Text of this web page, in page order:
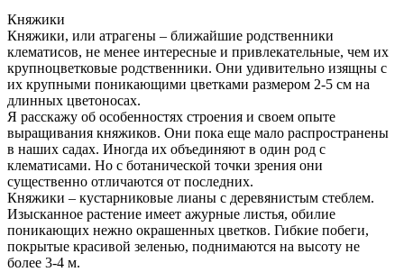
Княжики
Княжики, или атрагены – ближайшие родственники
клематисов, не менее интересные и привлекательные, чем их
крупноцветковые родственники. Они удивительно изящны с
их крупными поникающими цветками размером 2-5 см на
длинных цветоносах.
Я расскажу об особенностях строения и своем опыте
выращивания княжиков. Они пока еще мало распространены
в наших садах. Иногда их объединяют в один род с
клематисами. Но с ботанической точки зрения они
существенно отличаются от последних.
Княжики – кустарниковые лианы с деревянистым стеблем.
Изысканное растение имеет ажурные листья, обилие
поникающих нежно окрашенных цветков. Гибкие побеги,
покрытые красивой зеленью, поднимаются на высоту не
более 3-4 м.